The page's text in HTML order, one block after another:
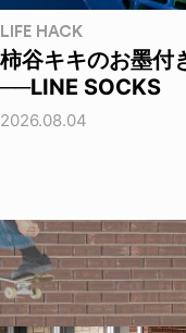
LIFE HACK
柿谷キキのお墨付
──LINE SOCKS
2026.08.04